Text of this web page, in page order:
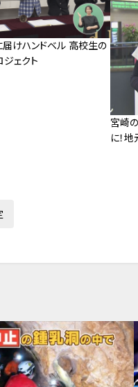
けハンドベル 高校生の
ェクト
宮崎
に！